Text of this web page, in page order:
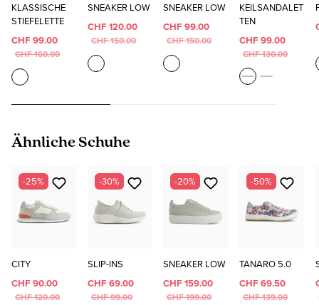
KLASSISCHE
STIEFELETTE
CHF 99.00
CHF 160.00
SNEAKER LOW
CHF 120.00
CHF 150.00
SNEAKER LOW
CHF 99.00
CHF 150.00
KEILSANDALET
TEN
CHF 99.00
CHF 130.00
Produktgalerie überspringen
Ähnliche Schuhe
-25%
CITY
CHF 90.00
CHF 120.00
-30%
SLIP-INS
CHF 69.00
CHF 99.00
-20%
SNEAKER LOW
CHF 159.00
CHF 199.00
-50%
TANARO 5.0
CHF 69.50
CHF 139.00